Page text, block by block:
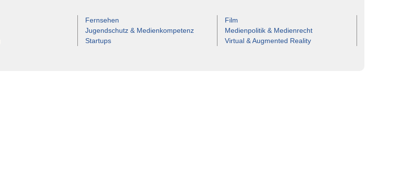
Fernsehen
Film
Jugendschutz & Medienkompetenz
Medienpolitik & Medienrecht
Startups
Virtual & Augmented Reality